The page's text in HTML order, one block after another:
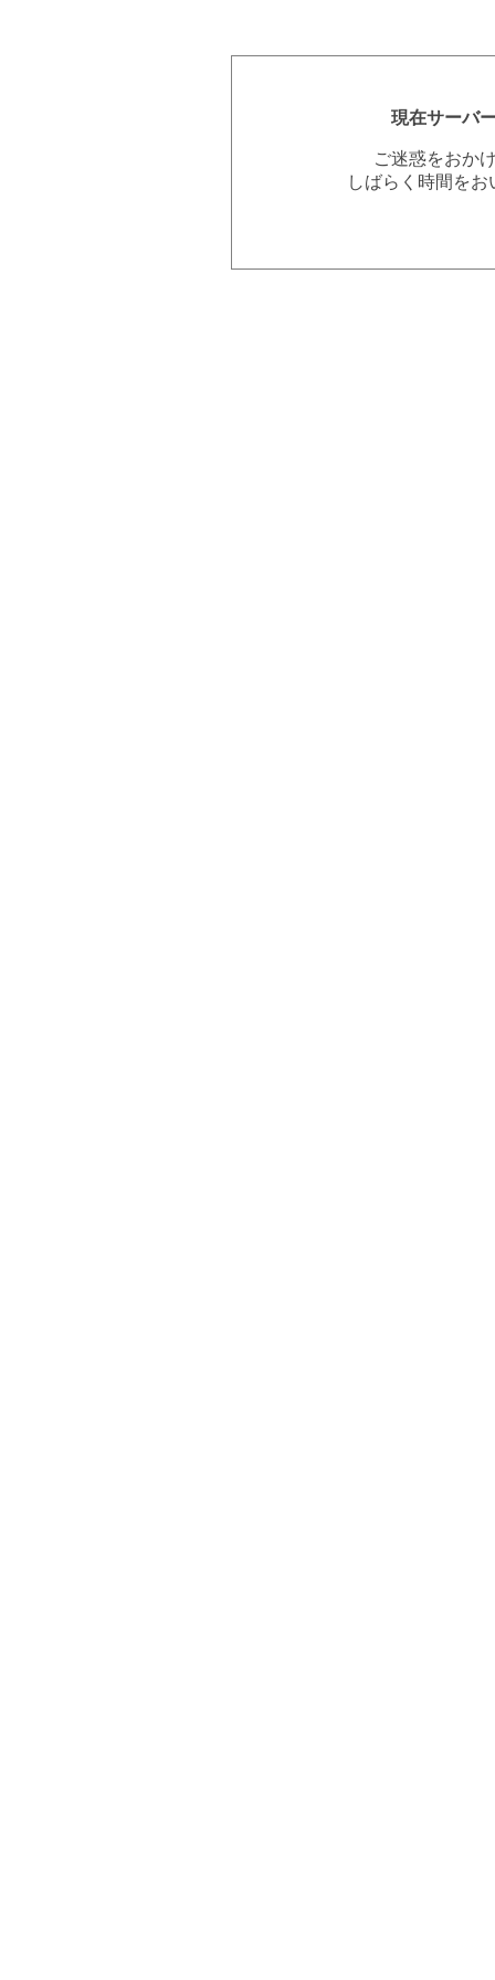
現在サーバ
ご迷惑をおか
しばらく時間を